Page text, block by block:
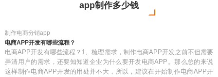
app制作多少钱
制作电商分销app
电商APP开发有哪些流程？
电商APP开发有哪些流程？1、梳理需求，制作电商APP开发之前不但需要
弄清用户的需求，还要知知道企业为什么要开发电商APP。那么总的来说
这样制作电商APP开发的用处并不大，所以，建议在开始制作电商APP开